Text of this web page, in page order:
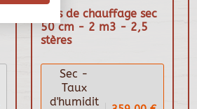
Bois de chauffage sec
50 cm - 2 m3 - 2,5
stères
Sec -
Taux
d'humidit